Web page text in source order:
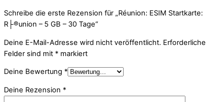
Schreibe die erste Rezension für „Réunion: ESIM Startkarte:
R├®union – 5 GB – 30 Tage“
Deine E-Mail-Adresse wird nicht veröffentlicht. Erforderliche
Felder sind mit * markiert
Deine Bewertung *
Deine Rezension *